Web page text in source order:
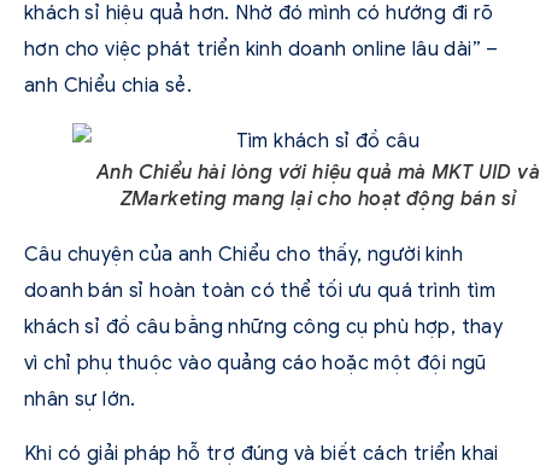
khách sỉ hiệu quả hơn. Nhờ đó mình có hướng đi rõ
hơn cho việc phát triển kinh doanh online lâu dài” –
anh Chiểu chia sẻ.
Anh Chiểu hài lòng với hiệu quả mà MKT UID và
ZMarketing mang lại cho hoạt động bán sỉ
Câu chuyện của anh Chiểu cho thấy, người kinh
doanh bán sỉ hoàn toàn có thể tối ưu quá trình tìm
khách sỉ đồ câu bằng những công cụ phù hợp, thay
vì chỉ phụ thuộc vào quảng cáo hoặc một đội ngũ
nhân sự lớn.
Khi có giải pháp hỗ trợ đúng và biết cách triển khai